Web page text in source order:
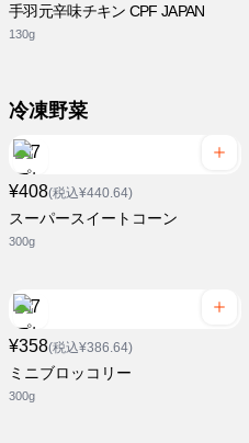
手羽元辛味チキン CPF JAPAN
130g
冷凍野菜
¥408(税込¥440.64)
スーパースイートコーン
300g
¥358(税込¥386.64)
ミニブロッコリー
300g